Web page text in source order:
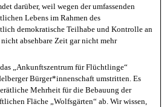
darüber, weil wegen der umfassenden
Lebens im Rahmen des
demokratische Teilhabe und Kontrolle an
absehbare Zeit gar nicht mehr
„Ankunftszentrum für Flüchtlinge“
Bürger*innenschaft umstritten. Es
Mehrheit für die Bebauung der
Fläche „Wolfsgärten“ ab. Wir wissen,